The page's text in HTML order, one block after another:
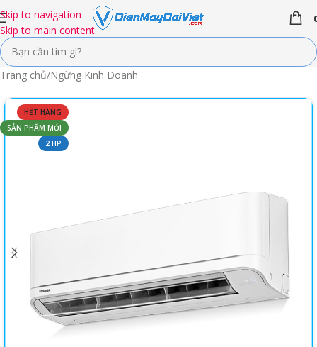
Skip to navigation
Skip to main content
Trang chủ/Ngừng Kinh Doanh
HẾT HÀNG
SẢN PHẨM MỚI
2 HP